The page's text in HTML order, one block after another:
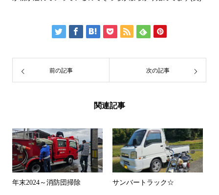
前の記事 次の記事
関連記事
年末2024～消防団掃除 サンバートラック☆